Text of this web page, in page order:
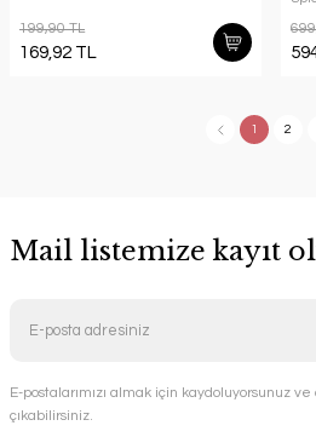
199,90 TL
169,92 TL
1 2
Mail listemize kayıt
E-postalarımızı almak için kaydoluyorsunuz
çıkabilirsiniz.